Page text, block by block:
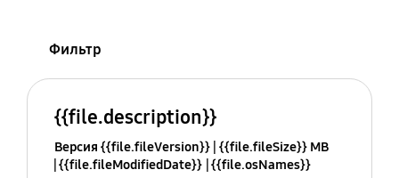
Фильтр
{{file.description}}
Версия {{file.fileVersion}} {{file.fileSize}} MB
{{file.fileModifiedDate}} {{file.osNames}}